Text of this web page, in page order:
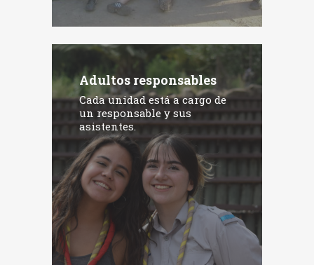
Adultos responsables
Cada unidad está a cargo de
un responsable y sus
asistentes.